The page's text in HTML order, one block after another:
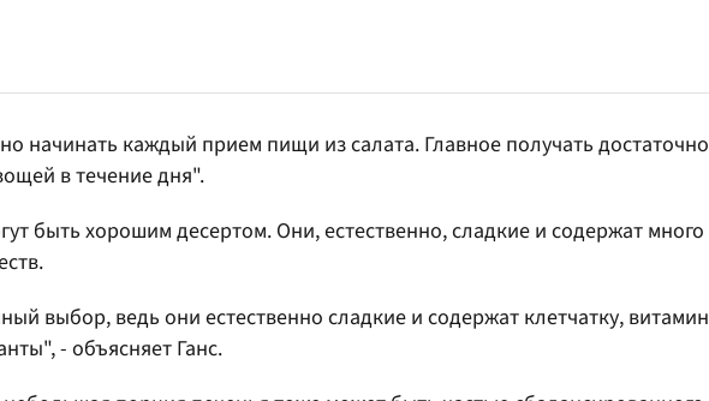
начинать каждый прием пищи из салата. Главное получать достаточно
в течение дня".
быть хорошим десертом. Они, естественно, сладкие и содержат много
выбор, ведь они естественно сладкие и содержат клетчатку, витамин
- объясняет Ганс.